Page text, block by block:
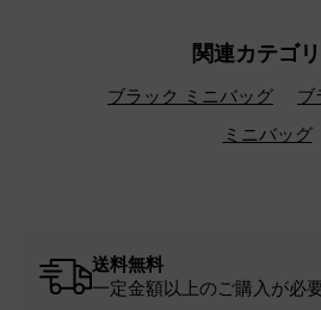
関連カテゴ
ブラック ミニバッグ
ブ
ミニバッグ
送料無料
一定金額以上のご購入が必